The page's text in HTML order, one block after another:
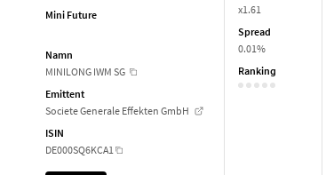
Mini Future
Namn
MINILONG IWM SG
Emittent
Societe Generale Effekten GmbH
ISIN
DE000SQ6KCA1
x1.61
Spread
0.01%
Ranking